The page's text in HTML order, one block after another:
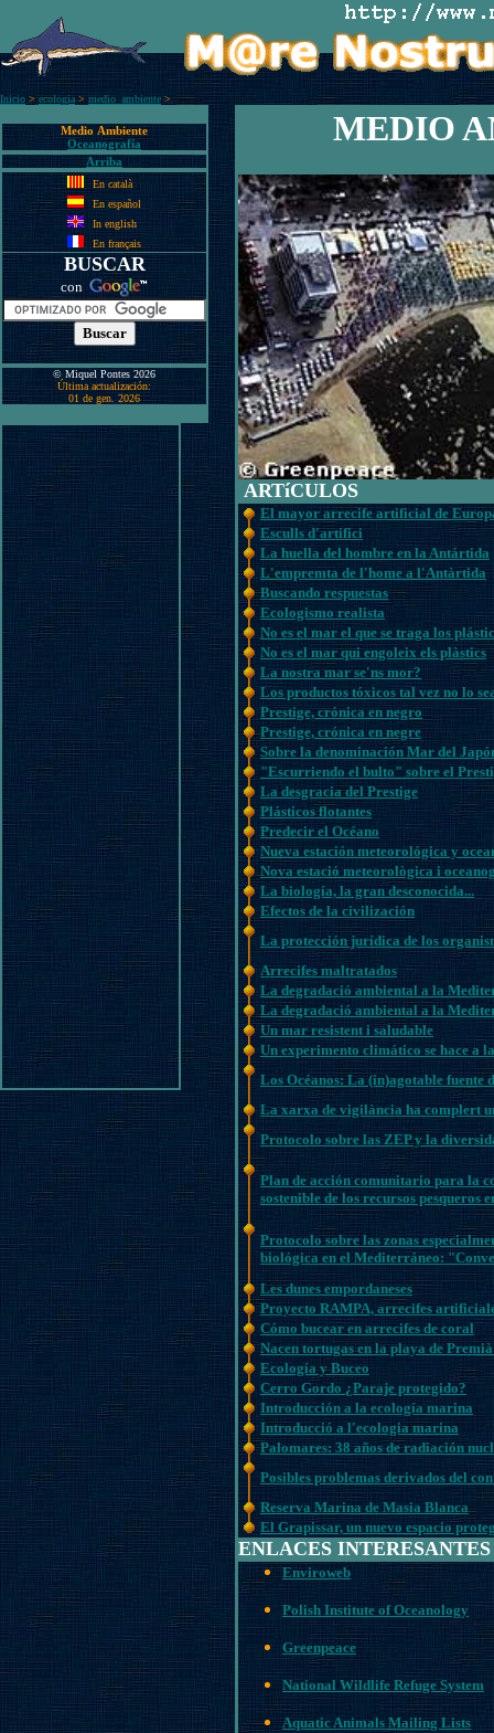
Inicio >ecologia> medio_ambiente >
Medio Ambiente
Oceanografía
Arriba
En català
En español
In english
En français
BUSCAR
con
© Miquel Pontes 2026
Última actualización:
01 de gen. 2026
MEDIO
ARTíCULOS
El mayor arrecife artificial de
Esculls d'artifici
La huella del hombre en la Antártida
L'empremta de l'home a l'Antàrtida
Buscando respuestas
Ecologismo realista
No es el mar el que se traga los
No es el mar qui engoleix els plàstics
La nostra mar se'ns mor?
Los productos tóxicos tal vez no lo
Prestige, crónica en negro
Prestige, crónica en negre
Sobre la denominación Mar del
"Escurriendo el bulto" sobre el
La desgracia del Prestige
Plásticos flotantes
Predecir el Océano
Nueva estación meteorológica y
Nova estació meteorològica i
La biología, la gran desconocida...
Efectos de la civilización
La protección jurídica de los
Arrecifes maltratados
La degradació ambiental a la
La degradació ambiental a la
Un mar resistent i saludable
Un experimento climático se hace a
Los Océanos: La (in)agotable fuente
La xarxa de vigilància ha complert
Protocolo sobre las ZEP y la
Plan de acción comunitario para la
sostenible de los recursos pesqueros
Protocolo sobre las zonas
biológica en el Mediterráneo:
Les dunes empordaneses
Proyecto RAMPA, arrecifes
Cómo bucear en arrecifes de coral
Nacen tortugas en la playa de
Ecología y Buceo
Cerro Gordo ¿Paraje protegido?
Introducción a la ecología marina
Introducció a l'ecologia marina
Palomares: 38 años de radiación
Posibles problemas derivados del
Reserva Marina de Masia Blanca
El Grapissar, un nuevo espacio
ENLACES INTERESANTES
Enviroweb
Polish Institute of Oceanology
Greenpeace
National Wildlife Refuge System
Aquatic Animals Mailing Lists